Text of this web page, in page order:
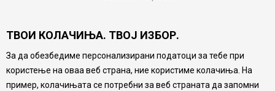
Ваучери
Product Finder
FAQs
ТВОИ КОЛАЧИЊА. ТВОЈ ИЗБОР.
За да обезбедиме персонализирани податоци за тебе при
користење на оваа веб страна, ние користиме колачиња. На
пример, колачињата се потребни за веб страната да запомни